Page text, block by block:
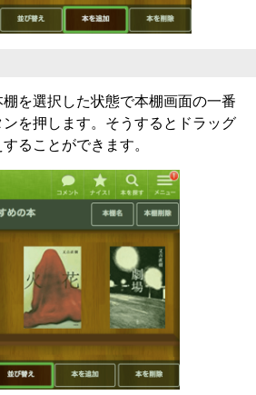
を選択した状態で本棚画面の一番
を押します。そうするとドラッグ
ることができます。